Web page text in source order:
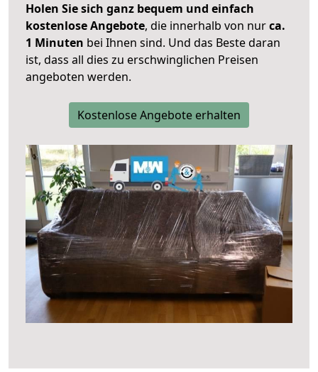
Holen Sie sich ganz bequem und einfach
kostenlose Angebote, die innerhalb von nurca.
1 Minuten bei Ihnen sind. Und das Beste daran
ist, dass all dies zu erschwinglichen Preisen
angeboten werden.
Kostenlose Angebote erhalten